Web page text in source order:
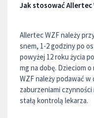
Jak stosować Allertec
Allertec WZF należy
snem, 1-2 godziny po
powyżej 12 roku życia
mg na dobę. Dzieciom o
WZF należy podawać
zaburzeniami
stałą kontrolą lekarza.